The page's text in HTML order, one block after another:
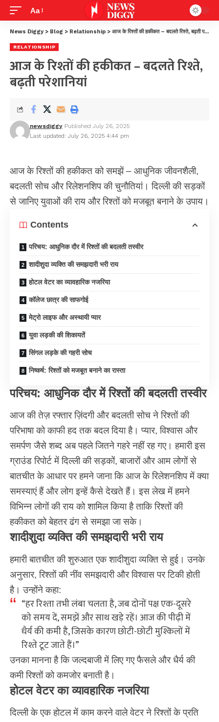
Aa
News Diggy > Blog > Relationship > आज के रिश्तों की हकीकत – बदलते रिश्ते, बढ़ती परेशानियां
RELATIONSHIP
आज के रिश्तों की हकीकत – बदलते रिश्ते,
बढ़ती परेशानियां
Last updated: July 26, 2025 4:44 pm
newsdiggy Published July 26, 2025
आज के रिश्तों की हकीकत को समझें – आधुनिक जीवनशैली,
बदलती सोच और रिलेशनशिप की चुनौतियां। दिल्ली की सड़कों
से जानिए युवाओं की राय और रिश्तों को मजबूत बनाने के उपाय।
Contents
परिचय: आधुनिक दौर में रिश्तों की बदलती तस्वीर
शादीशुदा व्यक्ति की समझदारी भरी राय
होटल वेटर का व्यावहारिक नजरिया
कॉलेज छात्र की साफगोई
मेट्रो लाइफ और अस्थायी प्यार
युवा लड़की की शिकायतें
सिंगल लड़के की गहरी सोच
निष्कर्ष: रिश्तों को मजबूत बनाने का रास्ता
परिचय: आधुनिक दौर में रिश्तों की बदलती तस्वीर
आज की तेज़ रफ्तार ज़िंदगी और बदलती सोच ने रिश्तों की
परिभाषा को काफी हद तक बदल दिया है। प्यार, विश्वास और
समर्पण जैसे शब्द अब पहले जितने गहरे नहीं रह गए। हमारी इस
ग्राउंड रिपोर्ट में दिल्ली की सड़कों, बाजारों और आम लोगों से
बातचीत के आधार पर हमने जाना कि आज के रिलेशनशिप में क्या
समस्याएं हैं और लोग इन्हें कैसे देखते हैं। इस लेख में हमने
विभिन्न लोगों की राय को शामिल किया है ताकि रिश्तों की
हकीकत को बेहतर ढंग से समझा जा सके।
शादीशुदा व्यक्ति की समझदारी भरी राय
हमारी बातचीत की शुरुआत एक शादीशुदा व्यक्ति से हुई। उनके
अनुसार, रिश्तों की नींव समझदारी और विश्वास पर टिकी होती
है। उन्होंने कहा:
“हर रिश्ता तभी लंबा चलता है, जब दोनों पक्ष एक-दूसरे
को समय दें, समझें और साथ खड़े रहें। आज की पीढ़ी में
धैर्य की कमी है, जिसके कारण छोटी-छोटी मुश्किलों में
रिश्ते टूट जाते हैं।”
उनका मानना है कि जल्दबाजी में लिए गए फैसले और धैर्य की
कमी रिश्तों को कमजोर बनाती है।
होटल वेटर का व्यावहारिक नजरिया
दिल्ली के एक होटल में काम करने वाले वेटर ने रिश्तों के प्रति